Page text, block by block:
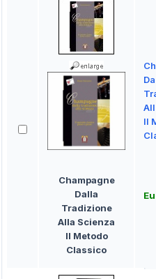
Champagne
Dalla
Tradizione
Alla Scienza
Il Metodo
Classico
Il